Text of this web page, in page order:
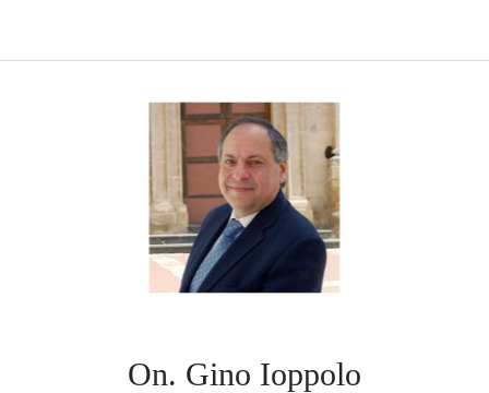
On. Gino Ioppolo